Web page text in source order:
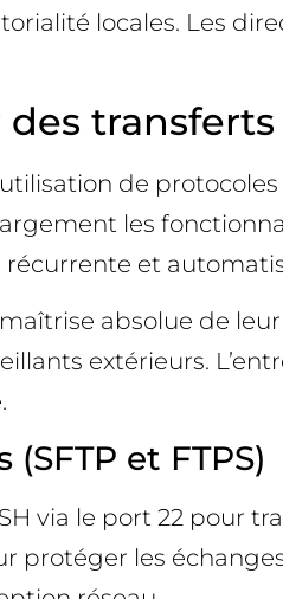
locales. Les
de
les
et
absolue de
extérieurs.
et FTPS)
via le port 22 pour
protéger les